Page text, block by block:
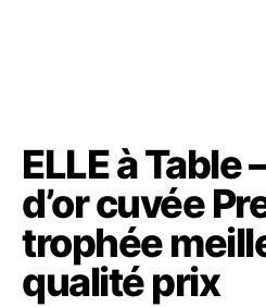
ELLE à Table
d’or cuvée
trophée
qualité prix